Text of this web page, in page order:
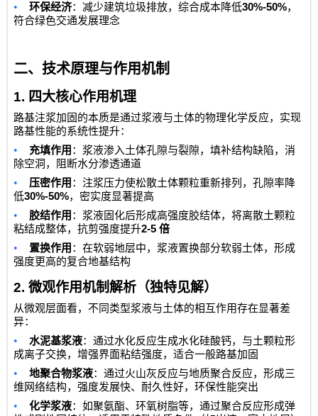
• 环保经济：减少建筑垃圾排放，综合成本降低30%-50%，
符合绿色交通发展理念
二、技术原理与作用机制
1. 四大核心作用机理
路基注浆加固的本质是通过浆液与土体的物理化学反应，实现
路基性能的系统性提升：
• 充填作用 ：浆液渗入土体孔隙与裂隙，填补结构缺陷，消
除空洞，阻断水分渗透通道
• 压密作用 ：注浆压力使松散土体颗粒重新排列，孔隙率降
低30%-50%，密实度显著提高
• 胶结作用 ：浆液固化后形成高强度胶结体，将离散土颗粒
粘结成整体，抗剪强度提升2-5倍
• 置换作用 ：在软弱地层中，浆液置换部分软弱土体，形成
强度更高的复合地基结构
2.微观作用机制解析（独特见解）
从微观层面看，不同类型浆液与土体的相互作用存在显著差
异：
• 水泥基浆液：通过水化反应生成水化硅酸钙，与土颗粒形
成离子交换，增强界面粘结强度，适合一般路基加固
• 地聚合物浆液：通过火山灰反应与地质聚合反应，形成三
维网络结构，强度发展快、耐久性好，环保性能突出
• 化学浆液：如聚氨酯、环氧树脂等，通过聚合反应形成弹